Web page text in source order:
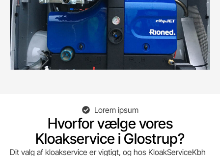
Lorem ipsum
Hvorfor vælge vores
Kloakservice i Glostrup?
Dit valg af kloakservice er vigtigt, og hos KloakServiceKbh